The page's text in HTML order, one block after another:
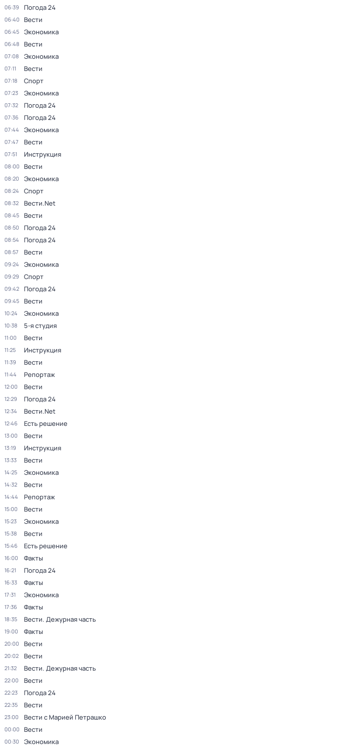
06:39 Погода 24
06:40 Вести
06:45 Экономика
06:48 Вести
07:08 Экономика
07:11 Вести
07:18 Спорт
07:23 Экономика
07:32 Погода 24
07:36 Погода 24
07:44 Экономика
07:47 Вести
07:51 Инструкция
08:00 Вести
08:20 Экономика
08:24 Спорт
08:32 Вести.Net
08:45 Вести
08:50 Погода 24
08:54 Погода 24
08:57 Вести
09:24 Экономика
09:29 Спорт
09:42 Погода 24
09:45 Вести
10:24 Экономика
10:38 5-я студия
11:00 Вести
11:25 Инструкция
11:39 Вести
11:44 Репортаж
12:00 Вести
12:29 Погода 24
12:34 Вести.Net
12:46 Есть решение
13:00 Вести
13:19 Инструкция
13:33 Вести
14:25 Экономика
14:32 Вести
14:44 Репортаж
15:00 Вести
15:23 Экономика
15:38 Вести
15:46 Есть решение
16:00 Факты
16:21 Погода 24
16:33 Факты
17:31 Экономика
17:36 Факты
18:35 Вести. Дежурная часть
19:00 Факты
20:00 Вести
20:02 Вести
21:32 Вести. Дежурная часть
22:00 Вести
22:23 Погода 24
22:35 Вести
23:00 Вести с Марией Петрашко
00:00 Вести
00:30 Экономика